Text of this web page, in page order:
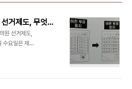
선관위가 말하는 국회의원 선거제도, 무엇이 달라졌나?
원 선거제도,
요일은 제
대 국회의원